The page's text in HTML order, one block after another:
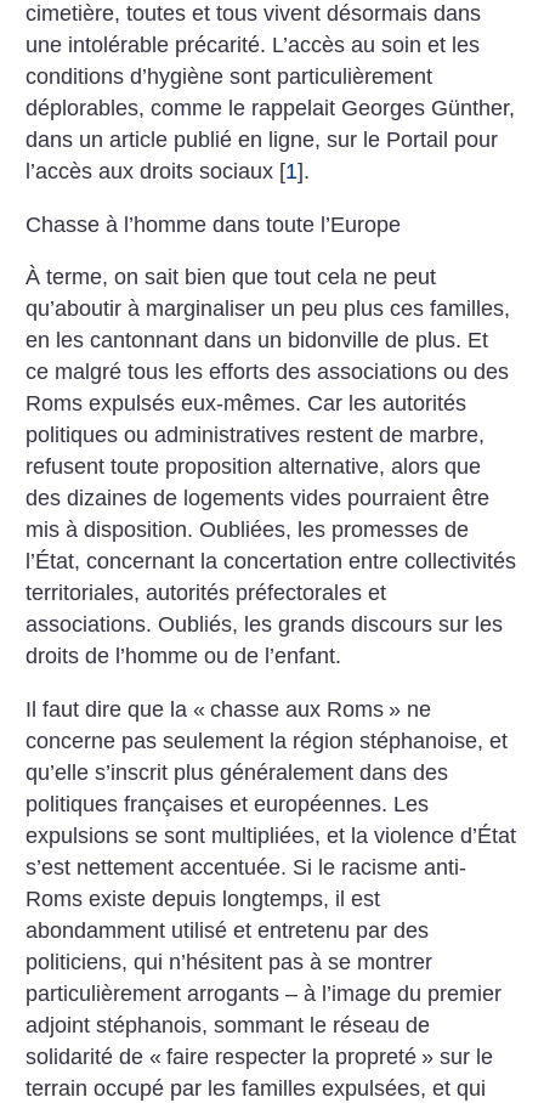
cimetière, toutes et tous vivent désormais dans
une intolérable précarité. L’accès au soin et les
conditions d’hygiène sont particulièrement
déplorables, comme le rappelait Georges Günther,
dans un article publié en ligne, sur le Portail pour
l’accès aux droits sociaux [1].
Chasse à l’hommedans toute l’Europe
À terme, on sait bien que tout cela ne peut
qu’aboutir à marginaliser un peu plus ces familles,
en les cantonnant dans un bidonville de plus. Et
ce malgré tous les efforts des associations ou des
Roms expulsés eux-mêmes. Car les autorités
politiques ou administratives restent de marbre,
refusent toute proposition alternative, alors que
des dizaines de logements vides pourraient être
mis à disposition. Oubliées, les promesses de
l’État, concernant la concertation entre collectivités
territoriales, autorités préfectorales et
associations. Oubliés, les grands discours sur les
droits de l’homme ou de l’enfant.
Il faut dire que la « chasse aux Roms » ne
concerne pas seulement la région stéphanoise, et
qu’elle s’inscrit plus généralement dans des
politiques françaises et européennes. Les
expulsions se sont multipliées, et la violence d’État
s’est nettement accentuée. Si le racisme anti-
Roms existe depuis longtemps, il est
abondamment utilisé et entretenu par des
politiciens, qui n’hésitent pas à se montrer
particulièrement arrogants – à l’image du premier
adjoint stéphanois, sommant le réseau de
solidarité de « faire respecter la propreté » sur le
terrain occupé par les familles expulsées, et qui